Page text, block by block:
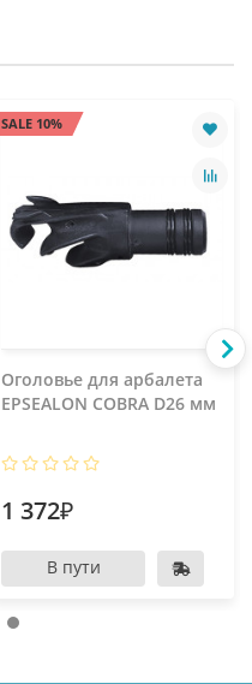
SALE 10%
Оголовье для арбалета
EPSEALON COBRA D26 мм
1 372₽
В пути